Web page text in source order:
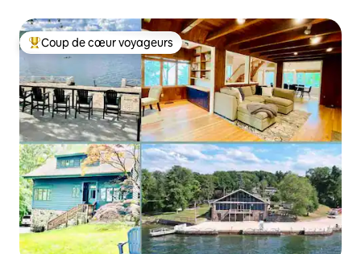
Coups de cœur voyageurs les plus appréciés
Coup de cœur voyageurs